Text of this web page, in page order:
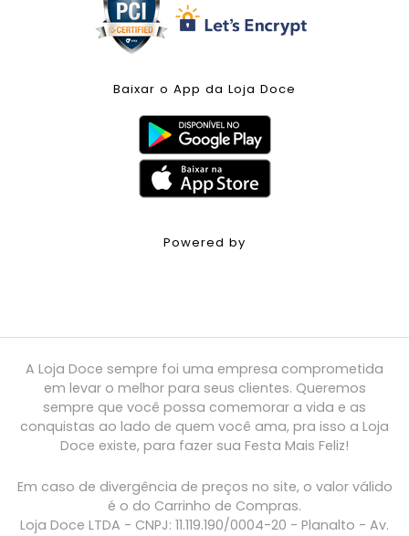
Baixar o App da Loja Doce
Powered by
A Loja Doce sempre foi uma empresa comprometida
em levar o melhor para seus clientes. Queremos
sempre que você possa comemorar a vida e as
conquistas ao lado de quem você ama, pra isso a Loja
Doce existe, para fazer sua Festa Mais Feliz!
Em caso de divergência de preços no site, o valor válido
é o do Carrinho de Compras.
Loja Doce LTDA - CNPJ: 11.119.190/0004-20 - Planalto - Av.